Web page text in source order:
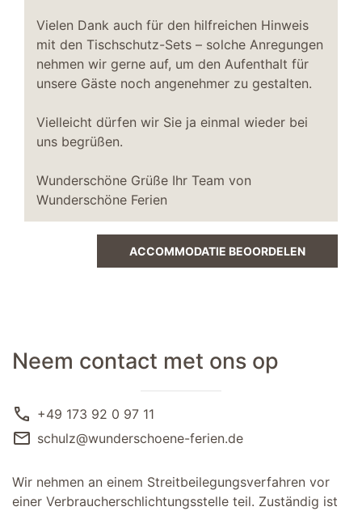
Vielen Dank auch für den hilfreichen Hinweis
mit den Tischschutz-Sets – solche Anregungen
nehmen wir gerne auf, um den Aufenthalt für
unsere Gäste noch angenehmer zu gestalten.
Vielleicht dürfen wir Sie ja einmal wieder bei
uns begrüßen.
Wunderschöne Grüße Ihr Team von
Wunderschöne Ferien
ACCOMMODATIE BEOORDELEN
Neem contact met ons op
call +49 173 92 0 97 11
mail schulz@wunderschoene-ferien.de
Wir nehmen an einem Streitbeilegungsverfahren vor
einer Verbraucherschlichtungsstelle teil. Zuständig ist